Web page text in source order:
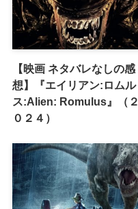
【映画 ネタバレなしの感
想】『エイリアン:ロムル
ス:Alien: Romulus』（２
０２４）